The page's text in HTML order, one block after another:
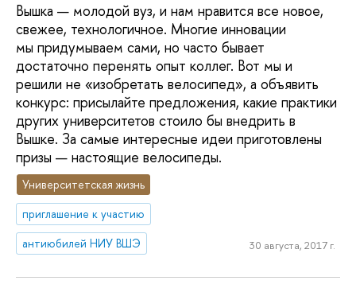
Вышка — молодой вуз, и нам нравится все новое,
свежее, технологичное. Многие инновации
мы придумываем сами, но часто бывает
достаточно перенять опыт коллег. Вот мы и
решили не «изобретать велосипед», а объявить
конкурс: присылайте предложения, какие практики
других университетов стоило бы внедрить в
Вышке. За самые интересные идеи приготовлены
призы — настоящие велосипеды.
Университетская жизнь
приглашение к участию
антиюбилей НИУ ВШЭ
30 августа, 2017 г.